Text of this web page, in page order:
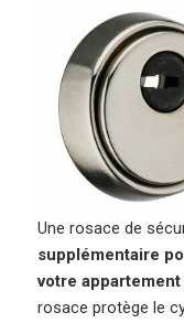
Une rosace de
supplémentaire
votre
rosace protège le